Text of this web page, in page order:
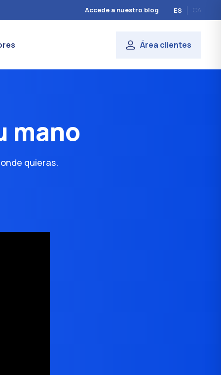
Accede a nuestro blog ES CA
Área clientes
mano
quieras.